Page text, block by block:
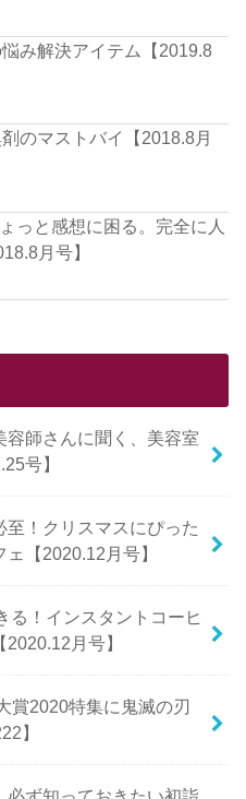
み解決アイテム【2019.8
のマストバイ【2018.8月
っと感想に困る。完全に人
月号】
容師さんに聞く、美容室
号】
至！クリスマスにぴった
【2020.12月号】
る！インスタントコーヒ
月号】
賞2020特集に鬼滅の刃
】